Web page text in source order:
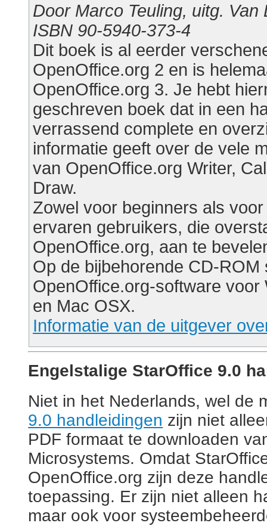
Door Marco Teuling, uitg. Van
ISBN 90-5940-373-4
Dit boek is al eerder
OpenOffice.org 2 en is
OpenOffice.org 3. Je hebt
geschreven boek dat in een
verrassend complete en
informatie geeft over de vele
van OpenOffice.org Writer,
Draw.
Zowel voor beginners als
ervaren gebruikers, die
OpenOffice.org, aan te
Op de bijbehorende CD-ROM
OpenOffice.org-software voor
en Mac OSX.
Informatie van de uitgever
Engelstalige StarOffice 9.0
Niet in het Nederlands, wel de
9.0 handleidingen zijn niet
PDF formaat te downloaden
Microsystems. Omdat
OpenOffice.org zijn deze
toepassing. Er zijn niet alleen
maar ook voor